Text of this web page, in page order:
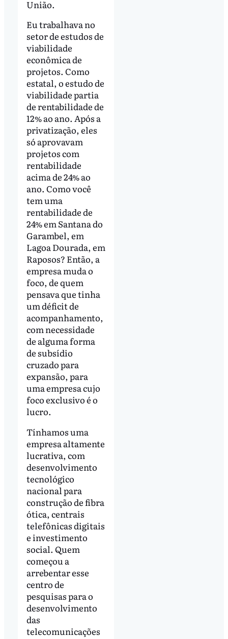
União.
Eu trabalhava no
setor de estudos de
viabilidade
econômica de
projetos. Como
estatal, o estudo de
viabilidade partia
de rentabilidade de
12% ao ano. Após a
privatização, eles
só aprovavam
projetos com
rentabilidade
acima de 24% ao
ano. Como você
tem uma
rentabilidade de
24% em Santana do
Garambel, em
Lagoa Dourada, em
Raposos? Então, a
empresa muda o
foco, de quem
pensava que tinha
um déficit de
acompanhamento,
com necessidade
de alguma forma
de subsídio
cruzado para
expansão, para
uma empresa cujo
foco exclusivo é o
lucro.
Tínhamos uma
empresa altamente
lucrativa, com
desenvolvimento
tecnológico
nacional para
construção de fibra
ótica, centrais
telefônicas digitais
e investimento
social. Quem
começou a
arrebentar esse
centro de
pesquisas para o
desenvolvimento
das
telecomunicações